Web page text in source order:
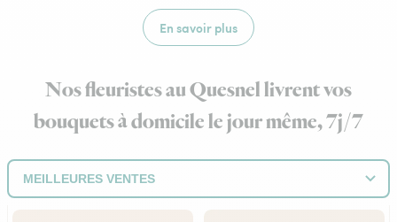
En savoir plus
Nos fleuristes au Quesnel livrent vos
bouquets à domicile le jour même, 7j/7